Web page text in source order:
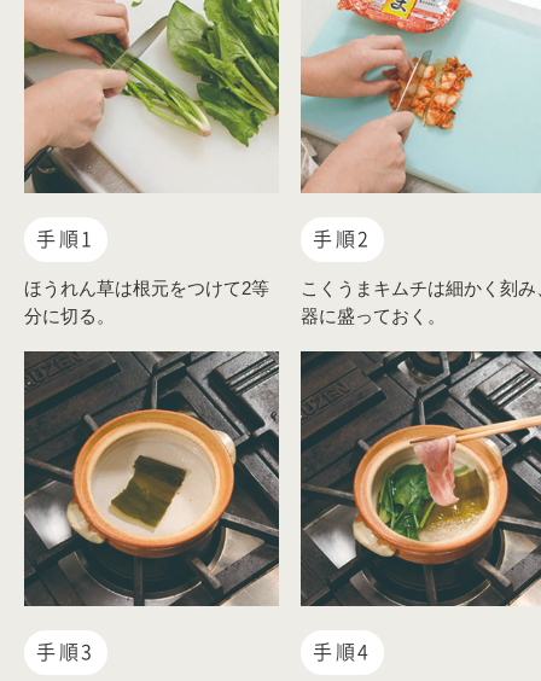
手順1
ほうれん草は根元をつけて2等
分に切る。
手順2
こくうまキムチは細かく刻み
器に盛っておく。
手順3 手順4